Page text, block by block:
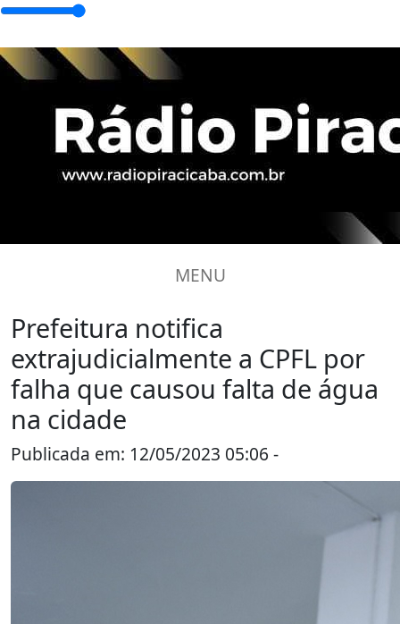
MENU
Prefeitura notifica
extrajudicialmente a CPFL por
falha que causou falta de água
na cidade
Publicada em: 12/05/2023 05:06 -